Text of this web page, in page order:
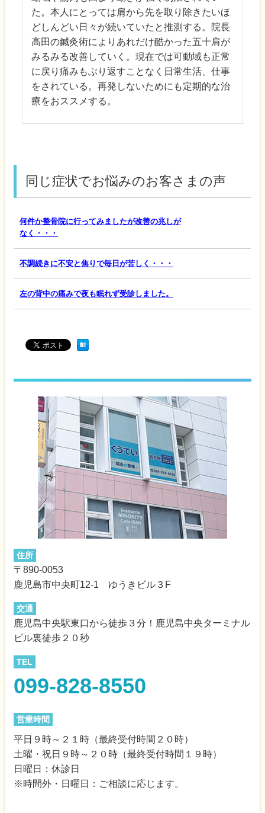
た。本人にとっては肩から先を取り除きたいほ
どしんどい日々が続いていたと推測する。院長
高田の鍼灸術によりあれだけ酷かった五十肩が
みるみる改善していく。現在では可動域も正常
に戻り痛みもぶり返すことなく日常生活、仕事
をされている。再発しないためにも定期的な治
療をおススメする。
同じ症状でお悩みのお客さまの声
何件か整骨院に行ってみましたが改善の兆しが
なく・・・
不調続きに不安と焦りで毎日が苦しく・・・
左の背中の痛みで夜も眠れず受診しました。
住所
〒890-0053
鹿児島市中央町12-1 ゆうきビル３F
交通
鹿児島中央駅東口から徒歩３分！鹿児島中央ターミナル
ビル裏徒歩２０秒
TEL
099-828-8550
営業時間
平日９時～２１時（最終受付時間２０時）
土曜・祝日９時～２０時（最終受付時間１９時）
日曜日：休診日
※時間外・日曜日：ご相談に応じます。